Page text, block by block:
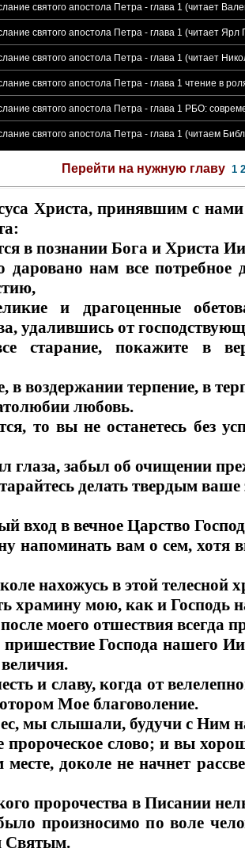
святого апостола Петра - глава 1 (читает
святого апостола Петра - глава 1 (читает Ярл
святого апостола Петра - глава 1 (читает
святого апостола Петра - глава 1 чтение в
святого апостола Петра - глава 1 РБО:
святого апостола Петра - глава 1 (читаем
Перейти на нужную главу 1 2
Христа, принявшим с
в познании Бога и Христа
нам все потребное
и драгоценные
удалившись от
покажите в
в воздержании терпение, в
любовь.
то вы не останетесь без
глаза, забыл об очищении
делать твердым
вход в вечное Царство
напоминать вам о сем,
нахожусь в этой телесной
храмину мою, как и
моего отшествия всегда
Господа нашего
и славу, когда от
Мое благоволение.
мы слышали, будучи с Ним
слово; и вы
доколе не начнет
пророчества в Писании
произносимо по воле
Святым.